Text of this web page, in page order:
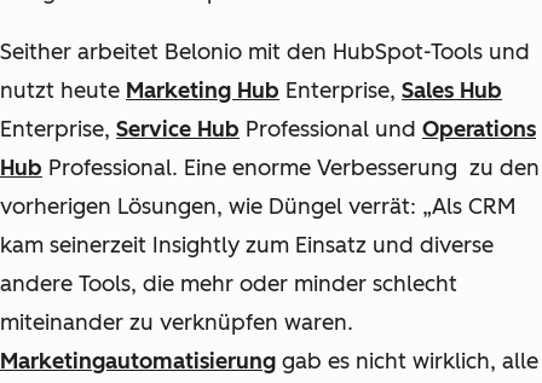
Seither arbeitet Belonio mit den HubSpot-Tools und
nutzt heute Marketing Hub Enterprise, Sales Hub
Enterprise, Service Hub Professional und Operations
Hub Professional. Eine enorme Verbesserung zu den
vorherigen Lösungen, wie Düngel verrät: „Als CRM
kam seinerzeit Insightly zum Einsatz und diverse
andere Tools, die mehr oder minder schlecht
miteinander zu verknüpfen waren.
Marketingautomatisierung gab es nicht wirklich, alle